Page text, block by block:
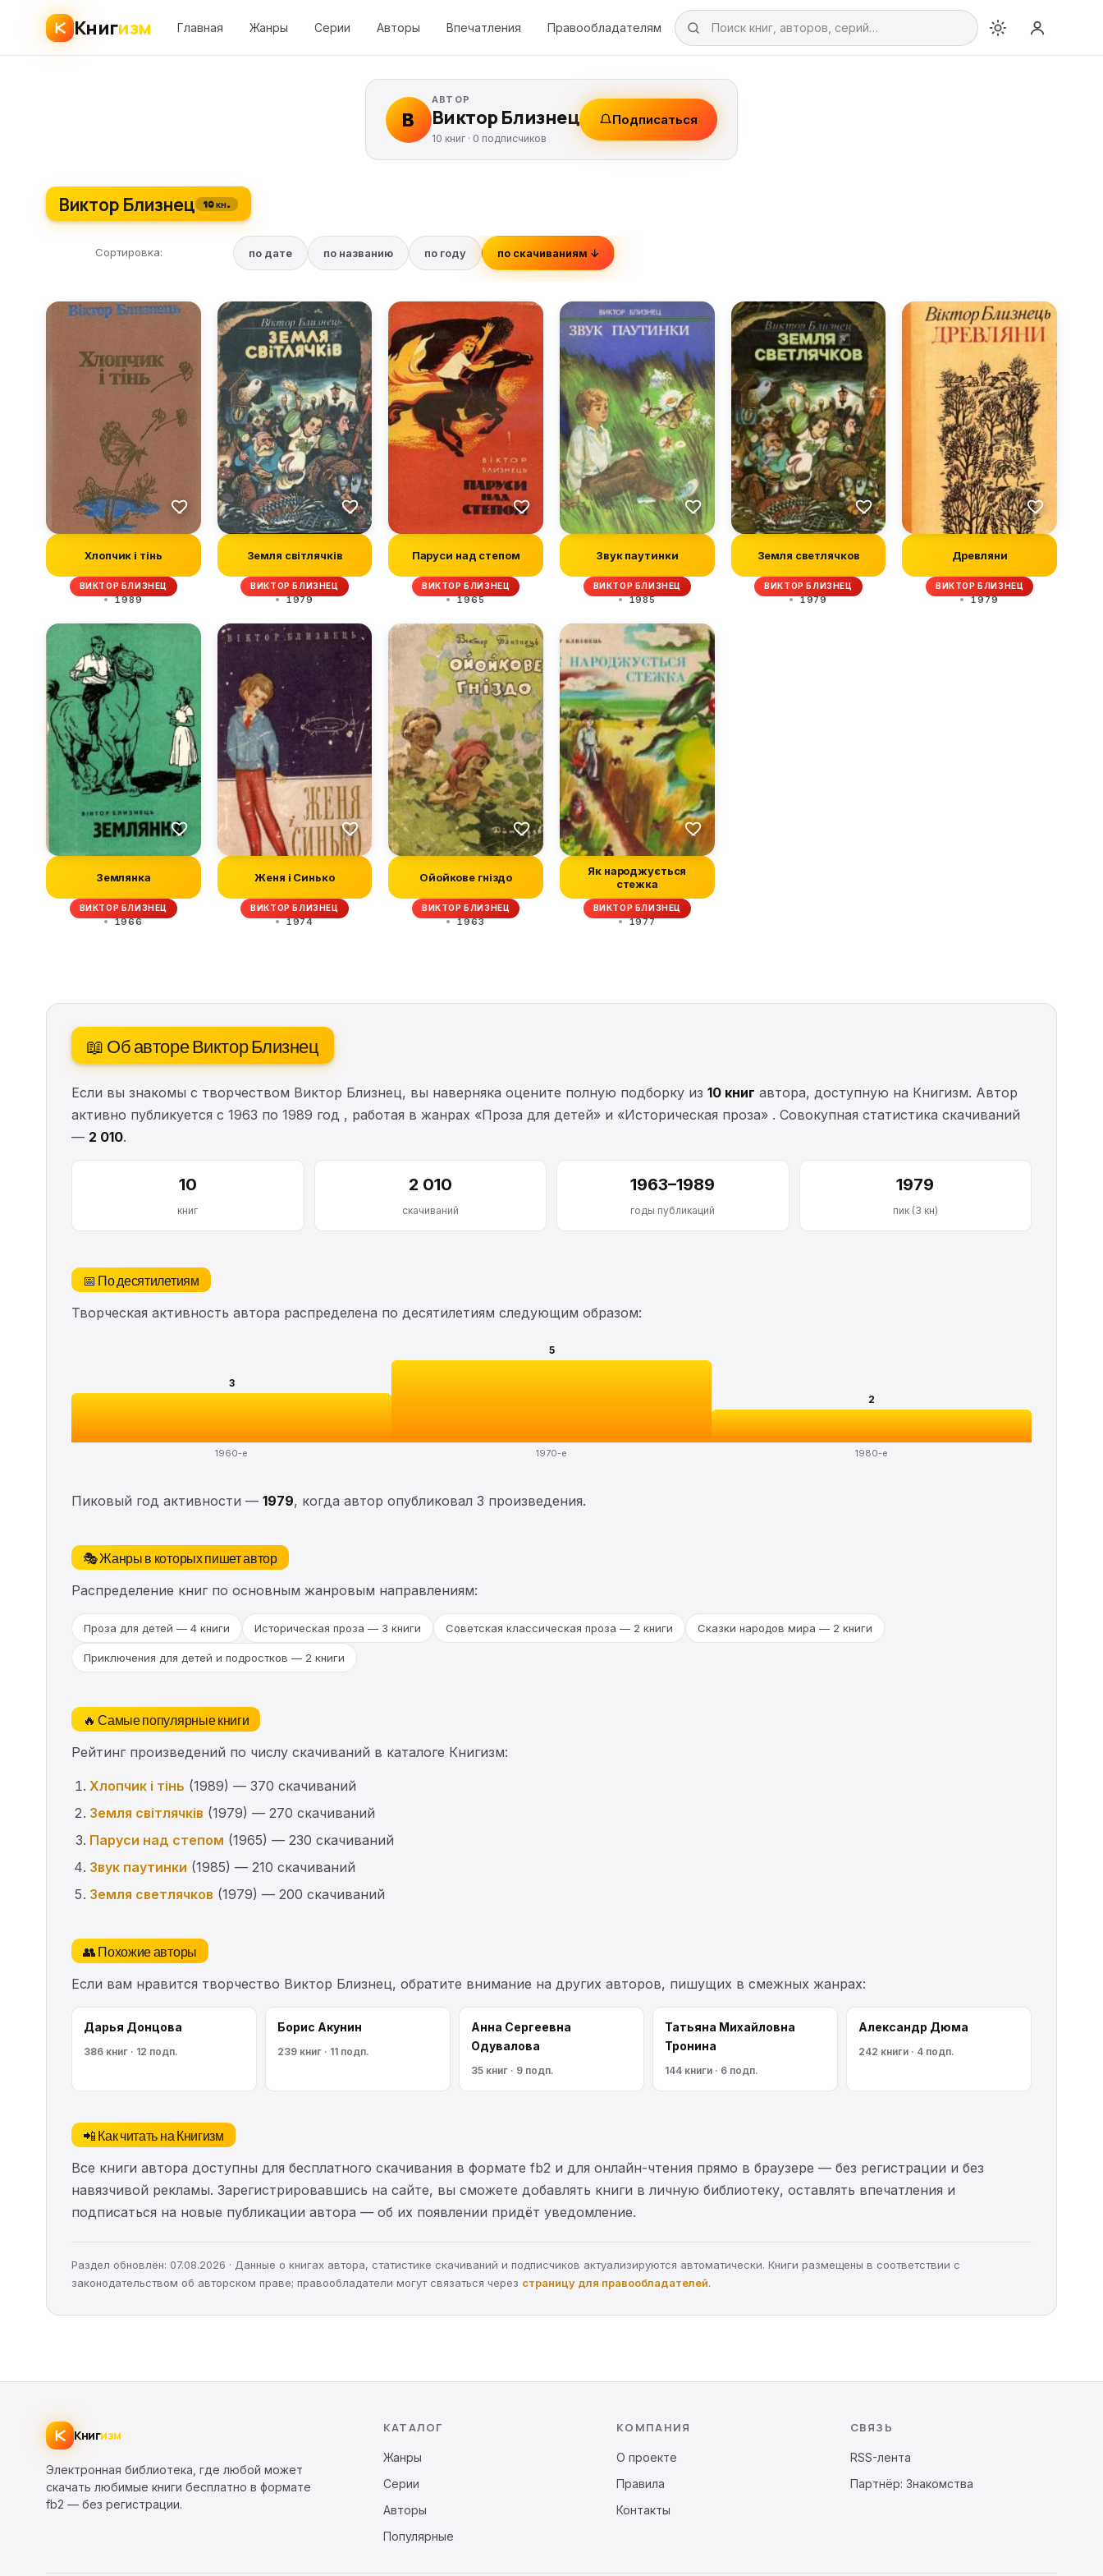
Книгизм Главная Жанры Серии Авторы Впечатления Правообладателям
В
АВТОР
Виктор Близнец
10 книг · 0 подписчиков
Подписаться
Виктор Близнец 10 кн.
Сортировка: по дате по названию по году по скачиваниям ↓
Хлопчик і тінь
ВИКТОР БЛИЗНЕЦ
1989
Земля світлячків
ВИКТОР БЛИЗНЕЦ
1979
Паруси над степом
ВИКТОР БЛИЗНЕЦ
1965
Звук паутинки
ВИКТОР БЛИЗНЕЦ
1985
Земля светлячков
ВИКТОР БЛИЗНЕЦ
1979
Древляни
ВИКТОР БЛИЗНЕЦ
1979
Землянка
ВИКТОР БЛИЗНЕЦ
1966
Женя і Синько
ВИКТОР БЛИЗНЕЦ
1974
Ойойкове гніздо
ВИКТОР БЛИЗНЕЦ
1963
Як народжується
стежка
ВИКТОР БЛИЗНЕЦ
1977
📖 Об авторе Виктор Близнец
Если вы знакомы с творчеством Виктор Близнец, вы наверняка оцените полную подборку из 10 книг автора, доступную на Книгизм. Автор
активно публикуется с 1963 по 1989 год , работая в жанрах «Проза для детей» и «Историческая проза» . Совокупная статистика скачиваний
— 2 010.
10
книг
2 010
скачиваний
1963–1989
годы публикаций
1979
пик (3 кн)
📅 По десятилетиям
Творческая активность автора распределена по десятилетиям следующим образом:
3
1960-е
5
1970-е
2
1980-е
Пиковый год активности — 1979, когда автор опубликовал 3 произведения.
🎭 Жанры в которых пишет автор
Распределение книг по основным жанровым направлениям:
Проза для детей — 4 книги Историческая проза — 3 книги Советская классическая проза — 2 книги Сказки народов мира — 2 книги
Приключения для детей и подростков — 2 книги
🔥 Самые популярные книги
Рейтинг произведений по числу скачиваний в каталоге Книгизм:
Хлопчик і тінь (1989) — 370 скачиваний
Земля світлячків (1979) — 270 скачиваний
Паруси над степом (1965) — 230 скачиваний
Звук паутинки (1985) — 210 скачиваний
Земля светлячков (1979) — 200 скачиваний
👥 Похожие авторы
Если вам нравится творчество Виктор Близнец, обратите внимание на других авторов, пишущих в смежных жанрах:
Дарья Донцова
386 книг · 12 подп.
Борис Акунин
239 книг · 11 подп.
Анна Сергеевна
Одувалова
35 книг · 9 подп.
Татьяна Михайловна
Тронина
144 книги · 6 подп.
Александр Дюма
242 книги · 4 подп.
📲 Как читать на Книгизм
Все книги автора доступны для бесплатного скачивания в формате fb2 и для онлайн-чтения прямо в браузере — без регистрации и без
навязчивой рекламы. Зарегистрировавшись на сайте, вы сможете добавлять книги в личную библиотеку, оставлять впечатления и
подписаться на новые публикации автора — об их появлении придёт уведомление.
Раздел обновлён: 07.08.2026 · Данные о книгах автора, статистике скачиваний и подписчиков актуализируются автоматически. Книги размещены в соответствии с
законодательством об авторском праве; правообладатели могут связаться через страницу для правообладателей.
Книгизм
Электронная библиотека, где любой может
скачать любимые книги бесплатно в формате
fb2 — без регистрации.
КАТАЛОГ
Жанры
Серии
Авторы
Популярные
КОМПАНИЯ
О проекте
Правила
Контакты
СВЯЗЬ
RSS-лента
Партнёр: Знакомства